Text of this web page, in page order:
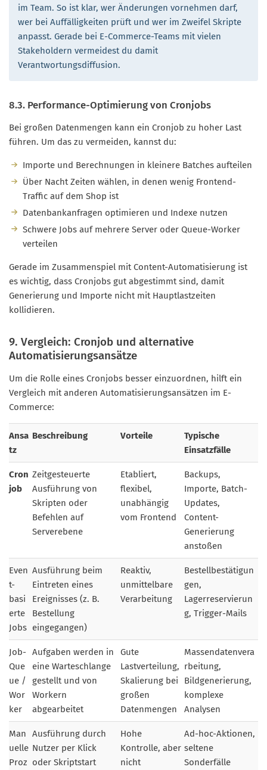
im Team. So ist klar, wer Änderungen vornehmen darf,
wer bei Auffälligkeiten prüft und wer im Zweifel Skripte
anpasst. Gerade bei E-Commerce-Teams mit vielen
Stakeholdern vermeidest du damit
Verantwortungsdiffusion.
8.3. Performance-Optimierung von Cronjobs
Bei großen Datenmengen kann ein Cronjob zu hoher Last
führen. Um das zu vermeiden, kannst du:
Importe und Berechnungen in kleinere Batches aufteilen
Über Nacht Zeiten wählen, in denen wenig Frontend-
Traffic auf dem Shop ist
Datenbankanfragen optimieren und Indexe nutzen
Schwere Jobs auf mehrere Server oder Queue-Worker
verteilen
Gerade im Zusammenspiel mit Content-Automatisierung ist
es wichtig, dass Cronjobs gut abgestimmt sind, damit
Generierung und Importe nicht mit Hauptlastzeiten
kollidieren.
9. Vergleich: Cronjob und alternative
Automatisierungsansätze
Um die Rolle eines Cronjobs besser einzuordnen, hilft ein
Vergleich mit anderen Automatisierungsansätzen im E-
Commerce:
Ansa
tz
Beschreibung Vorteile
Typische
Einsatzfälle
Cron
job
Zeitgesteuerte
Ausführung von
Skripten oder
Befehlen auf
Serverebene
Etabliert,
flexibel,
unabhängig
vom Frontend
Backups,
Importe, Batch-
Updates,
Content-
Generierung
anstoßen
Even
t-
basi
erte
Jobs
Ausführung beim
Eintreten eines
Ereignisses (z. B.
Bestellung
eingegangen)
Reaktiv,
unmittelbare
Verarbeitung
Bestellbestätigun
gen,
Lagerreservierun
g, Trigger-Mails
Job-
Que
ue /
Wor
ker
Aufgaben werden in
eine Warteschlange
gestellt und von
Workern
abgearbeitet
Gute
Lastverteilung,
Skalierung bei
großen
Datenmengen
Massendatenvera
rbeitung,
Bildgenerierung,
komplexe
Analysen
Man
uelle
Proz
Ausführung durch
Nutzer per Klick
oder Skriptstart
Hohe
Kontrolle, aber
nicht
Ad-hoc-Aktionen,
seltene
Sonderfälle